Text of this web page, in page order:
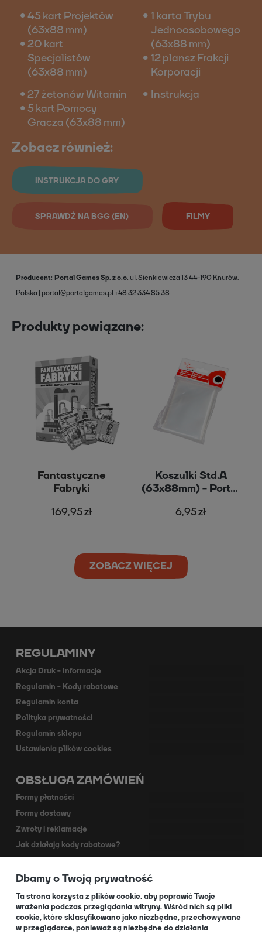
45 kart Projektów
(63x88 mm)
20 kart
Specjalistów
(63x88 mm)
1 karta Trybu
Jednoosobowego
(63x88 mm)
12 plansz Frakcji
Korporacji
27 żetonów Witamin
5 kart Pomocy
Gracza (63x88 mm)
Instrukcja
Zobacz również:
INSTRUKCJA DO GRY
SPRAWDŹ NA BGG (EN) FILMY
Producent Portal Games Sp. z o.o.ul. Sienkiewicza 1344-190 Knurów,
Polska portal@portalgames.pl+48 32 334 85 38
Produkty powiązane:
Fantastyczne
Fabryki
169,95 zł
Koszulki Std.A
(63x88mm) - Portal
6,95 zł
ZOBACZ WIĘCEJ
REGULAMINY
Akcja Druk - Informacje
Regulamin - Kody rabatowe
Regulamin konta
Polityka prywatności
Regulamin sklepu
Ustawienia plików cookies
OBSŁUGA ZAMÓWIEŃ
Formy płatności
Formy dostawy
Zwroty i reklamacje
Jak działają kody rabatowe?
Akcja Dodruk - O programie
Kontakt
Dla Partnerów
O NAS
Dbamy o Twoją prywatność
Ta strona korzysta z plików cookie, aby poprawić Twoje
wrażenia podczas przeglądania witryny. Wśród nich są pliki
cookie, które sklasyfikowano jako niezbędne, przechowywane
w przeglądarce, ponieważ są niezbędne do działania